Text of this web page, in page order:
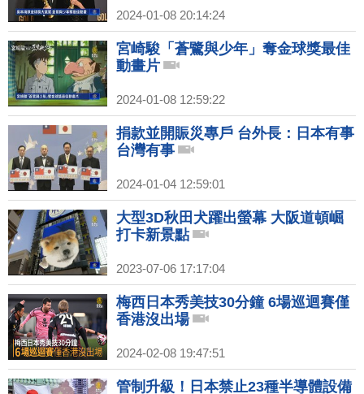
2024-01-08 20:14:24
宮崎駿「蒼鷺與少年」奪金球獎最佳
動畫片
2024-01-08 12:59:22
捐款並開賑災專戶 台外長：日本有事
台灣有事
2024-01-04 12:59:01
大型3D秋田犬躍出螢幕 大阪道頓崛
打卡新景點
2023-07-06 17:17:04
梅西日本秀美技30分鐘 6場巡迴賽僅
香港沒出場
2024-02-08 19:47:51
管制升級！日本禁止23種半導體設備